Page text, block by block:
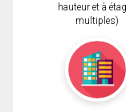
hauteur et à
multiples)